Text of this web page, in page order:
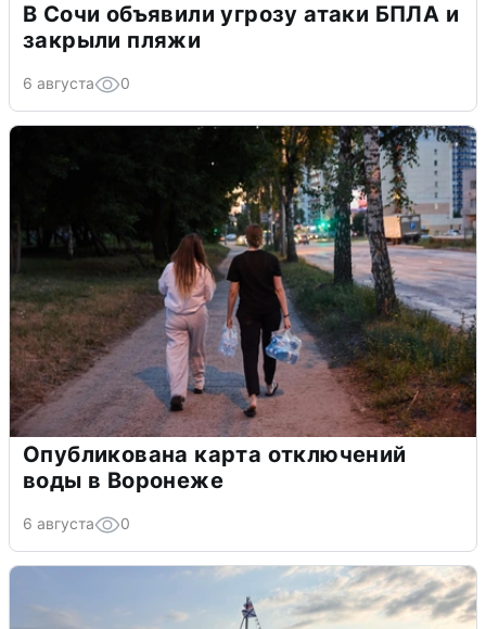
В Сочи объявили угрозу атаки БПЛА и
закрыли пляжи
6 августа 0
Опубликована карта отключений
воды в Воронеже
6 августа 0